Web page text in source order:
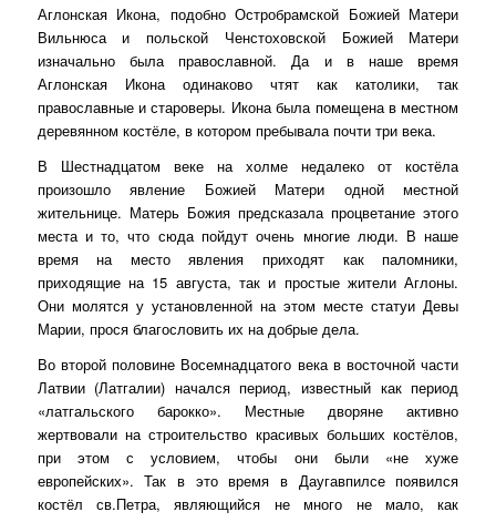
Аглонская Икона, подобно Остробрамской Божией Матери
Вильнюса и польской Ченстоховской Божией Матери
изначально была православной. Да и в наше время
Аглонская Икона одинаково чтят как католики, так
православные и староверы. Икона была помещена в местном
деревянном костёле, в котором пребывала почти три века.
В Шестнадцатом веке на холме недалеко от костёла
произошло явление Божией Матери одной местной
жительнице. Матерь Божия предсказала процветание этого
места и то, что сюда пойдут очень многие люди. В наше
время на место явления приходят как паломники,
приходящие на 15 августа, так и простые жители Аглоны.
Они молятся у установленной на этом месте статуи Девы
Марии, прося благословить их на добрые дела.
Во второй половине Восемнадцатого века в восточной части
Латвии (Латгалии) начался период, известный как период
«латгальского барокко». Местные дворяне активно
жертвовали на строительство красивых больших костёлов,
при этом с условием, чтобы они были «не хуже
европейских». Так в это время в Даугавпилсе появился
костёл св.Петра, являющийся не много не мало, как